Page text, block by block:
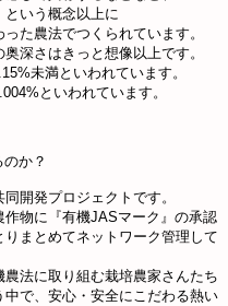
いう概念以上に
た農法でつくられています。
深さはきっと想像以上です。
未満といわれています。
といわれています。
か？
開発プロジェクトです。
物に『有機JASマーク』の承認
まとめてネットワーク管理して
法に取り組む栽培農家さんたち
で、安心・安全にこだわる熱い